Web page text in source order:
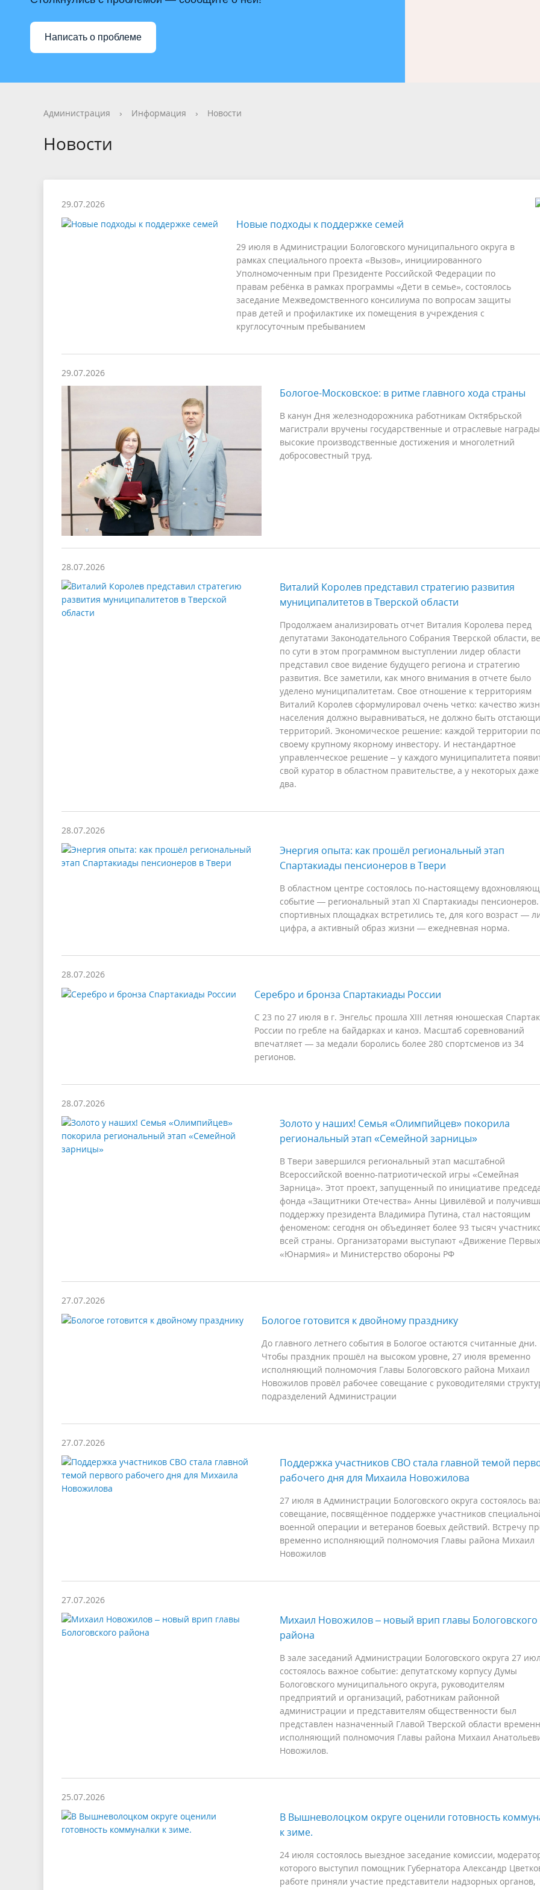
Фотогалерея
Видеогалерея
ЕДДС
Имущество
Муниципальный контроль
Персональные данные
Написать о проблеме
Администрация › Информация › Новости
Новости
29.07.2026
Новые подходы к поддержке семей
29 июля в Администрации Бологовского муниципального округа в
рамках специального проекта «Вызов», инициированного
Уполномоченным при Президенте Российской Федерации по
правам ребёнка в рамках программы «Дети в семье», состоялось
заседание Межведомственного консилиума по вопросам защиты
прав детей и профилактике их помещения в учреждения с
круглосуточным пребыванием
29.07.2026
Бологое-Московское: в ритме главного хода страны
В канун Дня железнодорожника работникам Октябрьской
магистрали вручены государственные и отраслевые
высокие производственные достижения и многолетний
добросовестный труд.
28.07.2026
Виталий Королев представил стратегию развития
муниципалитетов в Тверской области
Продолжаем анализировать отчет Виталия Королева перед
депутатами Законодательного Собрания Тверской области,
по сути в этом программном выступлении лидер области
представил свое видение будущего региона и стратегию
развития. Все заметили, как много внимания в отчете было
уделено муниципалитетам. Свое отношение к территориям
Виталий Королев сформулировал очень четко: качество
населения должно выравниваться, не должно быть
территорий. Экономическое решение: каждой территории по
своему крупному якорному инвестору. И нестандартное
управленческое решение – у каждого муниципалитета
свой куратор в областном правительстве, а у некоторых
два.
28.07.2026
Энергия опыта: как прошёл региональный этап
Спартакиады пенсионеров в Твери
В областном центре состоялось по-настоящему
событие — региональный этап XI Спартакиады
спортивных площадках встретились те, для кого возраст —
цифра, а активный образ жизни — ежедневная норма.
28.07.2026
Серебро и бронза Спартакиады России
С 23 по 27 июля в г. Энгельс прошла XIII летняя юношеская
России по гребле на байдарках и каноэ. Масштаб соревнований
впечатляет — за медали боролись более 280 спортсменов из 34
регионов.
28.07.2026
Золото у наших! Семья «Олимпийцев» покорила
региональный этап «Семейной зарницы»
В Твери завершился региональный этап масштабной
Всероссийской военно-патриотической игры «Семейная
Зарница». Этот проект, запущенный по инициативе
фонда «Защитники Отечества» Анны Цивилёвой и
поддержку президента Владимира Путина, стал настоящим
феноменом: сегодня он объединяет более 93 тысяч
всей страны. Организаторами выступают «Движение
«Юнармия» и Министерство обороны РФ
27.07.2026
Бологое готовится к двойному празднику
До главного летнего события в Бологое остаются считанные дни.
Чтобы праздник прошёл на высоком уровне, 27 июля временно
исполняющий полномочия Главы Бологовского района Михаил
Новожилов провёл рабочее совещание с руководителями
подразделений Администрации
27.07.2026
Поддержка участников СВО стала главной темой
рабочего дня для Михаила Новожилова
27 июля в Администрации Бологовского округа состоялось
совещание, посвящённое поддержке участников
военной операции и ветеранов боевых действий. Встречу
временно исполняющий полномочия Главы района Михаил
Новожилов
27.07.2026
Михаил Новожилов – новый врип главы Бологовского
района
В зале заседаний Администрации Бологовского округа 27
состоялось важное событие: депутатскому корпусу Думы
Бологовского муниципального округа, руководителям
предприятий и организаций, работникам районной
администрации и представителям общественности был
представлен назначенный Главой Тверской области
исполняющий полномочия Главы района Михаил
Новожилов.
25.07.2026
В Вышневолоцком округе оценили готовность
к зиме.
24 июля состоялось выездное заседание комиссии,
которого выступил помощник Губернатора Александр
работе приняли участие представители надзорных органов,